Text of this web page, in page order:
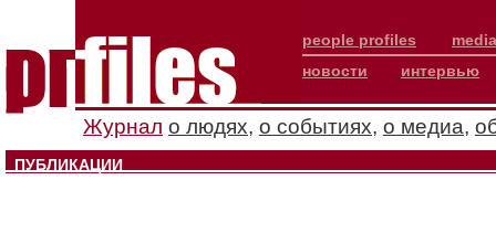
people profiles
новости
интервью
Журнал о людях, о событиях, о медиа,
ПУБЛИКАЦИИ